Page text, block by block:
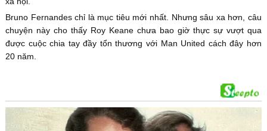
Bruno Fernandes chỉ là mục tiêu mới nhất. Nhưng sâu xa hơn, câu
chuyện này cho thấy Roy Keane chưa bao giờ thực sự vượt qua
được cuộc chia tay đầy tổn thương với Man United cách đây hơn
20 năm.